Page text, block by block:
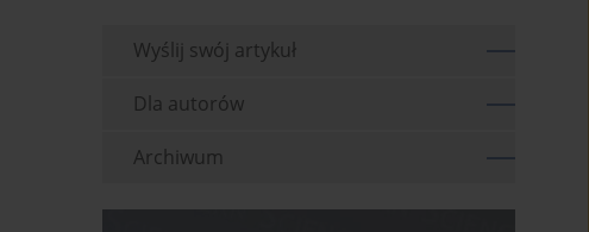
Wyślij swój artykuł
Dla autorów
Archiwum